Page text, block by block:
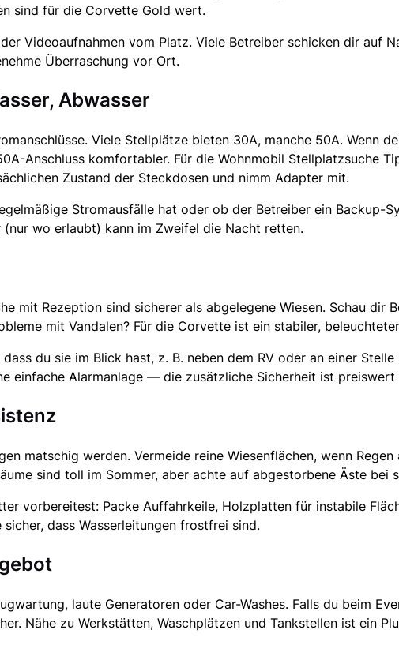
sind für die Corvette Gold wert.
Videoaufnahmen vom Platz. Viele Betreiber schicken dir auf
Überraschung vor Ort.
Abwasser
Viele Stellplätze bieten 30A, manche 50A. Wenn
Anschluss komfortabler. Für die Wohnmobil Stellplatzsuche
Zustand der Steckdosen und nimm Adapter mit.
Stromausfälle hat oder ob der Betreiber ein Backup-
wo erlaubt) kann im Zweifel die Nacht retten.
mit Rezeption sind sicherer als abgelegene Wiesen. Schau dir
mit Vandalen? Für die Corvette ist ein stabiler,
du sie im Blick hast, z. B. neben dem RV oder an einer
einfache Alarmanlage — die zusätzliche Sicherheit ist preiswert
matschig werden. Vermeide reine Wiesenflächen, wenn
sind toll im Sommer, aber achte auf abgestorbene Äste bei
vorbereitest: Packe Auffahrkeile, Holzplatten für instabile
dass Wasserleitungen frostfrei sind.
laute Generatoren oder Car-Washes. Falls du beim
Nähe zu Werkstätten, Waschplätzen und Tankstellen ist ein